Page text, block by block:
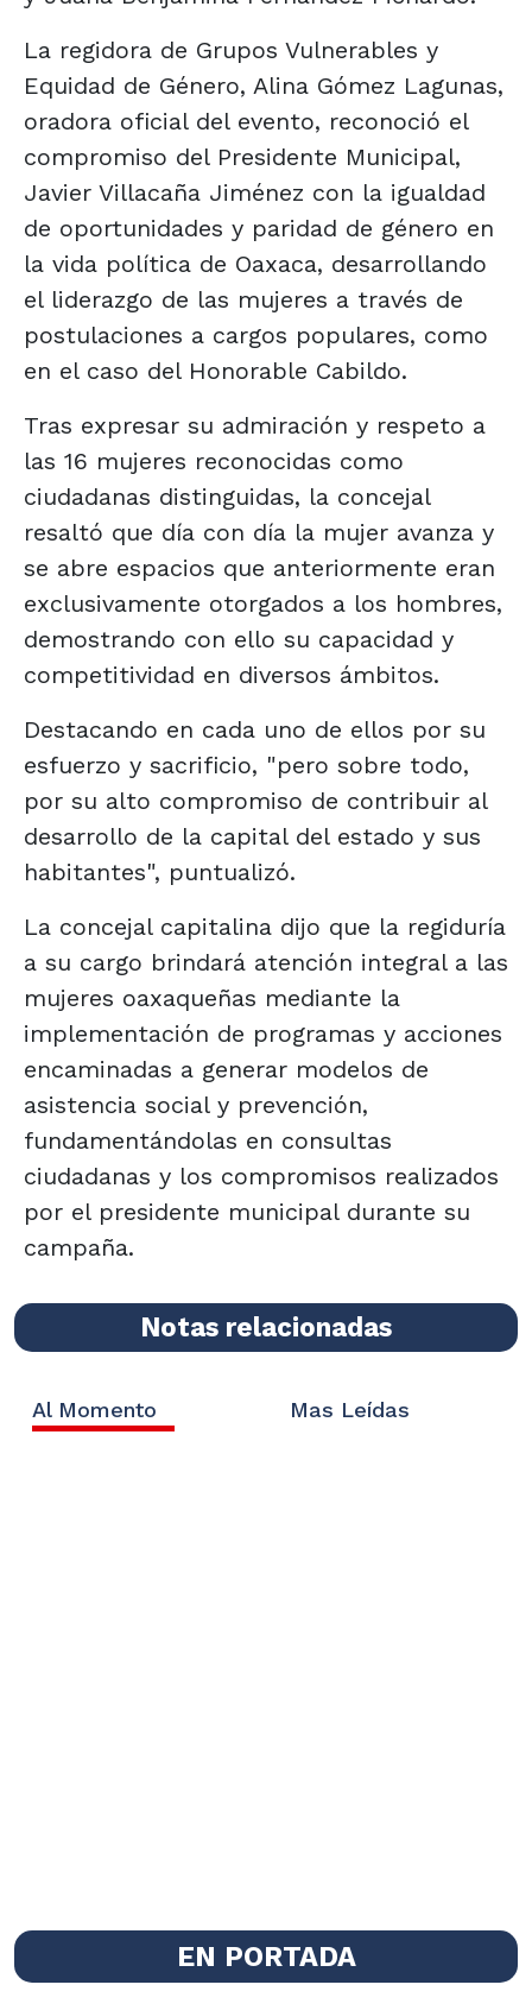
La regidora de Grupos Vulnerables y
Equidad de Género, Alina Gómez Lagunas,
oradora oficial del evento, reconoció el
compromiso del Presidente Municipal,
Javier Villacaña Jiménez con la igualdad
de oportunidades y paridad de género en
la vida política de Oaxaca, desarrollando
el liderazgo de las mujeres a través de
postulaciones a cargos populares, como
en el caso del Honorable Cabildo.
Tras expresar su admiración y respeto a
las 16 mujeres reconocidas como
ciudadanas distinguidas, la concejal
resaltó que día con día la mujer avanza y
se abre espacios que anteriormente eran
exclusivamente otorgados a los hombres,
demostrando con ello su capacidad y
competitividad en diversos ámbitos.
Destacando en cada uno de ellos por su
esfuerzo y sacrificio, "pero sobre todo,
por su alto compromiso de contribuir al
desarrollo de la capital del estado y sus
habitantes", puntualizó.
La concejal capitalina dijo que la regiduría
a su cargo brindará atención integral a las
mujeres oaxaqueñas mediante la
implementación de programas y acciones
encaminadas a generar modelos de
asistencia social y prevención,
fundamentándolas en consultas
ciudadanas y los compromisos realizados
por el presidente municipal durante su
campaña.
Notas relacionadas
Al Momento Mas Leídas
EN PORTADA